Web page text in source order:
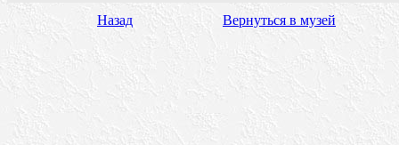
Назад Вернуться в музей